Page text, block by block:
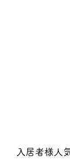
入居者様人